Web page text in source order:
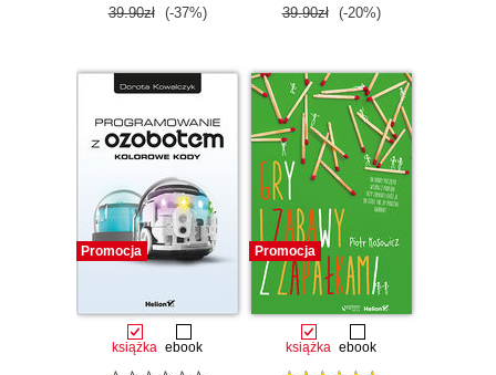
39.90zł (-37%) 39.90zł (-20%)
Promocja
książka ebook
Promocja
książka ebook